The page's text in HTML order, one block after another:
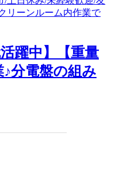
躍中】【重量
分電盤の組み